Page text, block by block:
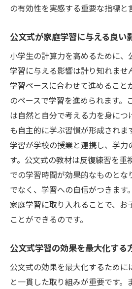
の有効性を実感する重要な指標と
公文式が家庭学習に与える良い
小学生の計算力を高めるために、
学習に与える影響は計り知れませ
学習ペースに合わせて進めること
のペースで学習を進められます。
は自然と自分で考える力を身につ
も自主的に学ぶ習慣が形成されま
学習が学校の授業と連携し、学力
す。公文式の教材は反復練習を重
での学習時間が効果的なものとな
でなく、学習への自信がつきます
家庭学習に取り入れることで、お
ことができるのです。
公文式学習の効果を最大化する
公文式の効果を最大化するために
と一貫した取り組みが重要です。